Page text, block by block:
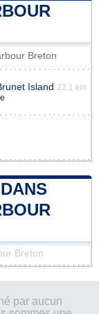
Breton
Island 23.1 km
Île
Breton
par aucun